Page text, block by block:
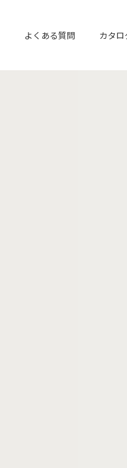
よくある質問 カタロ